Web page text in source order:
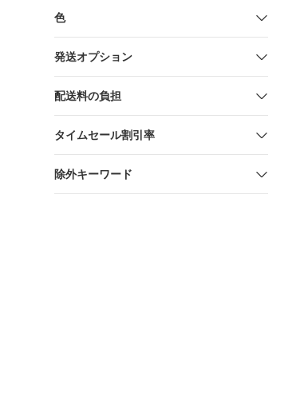
色
発送オプション
配送料の負担
タイムセール割引率
除外キーワード